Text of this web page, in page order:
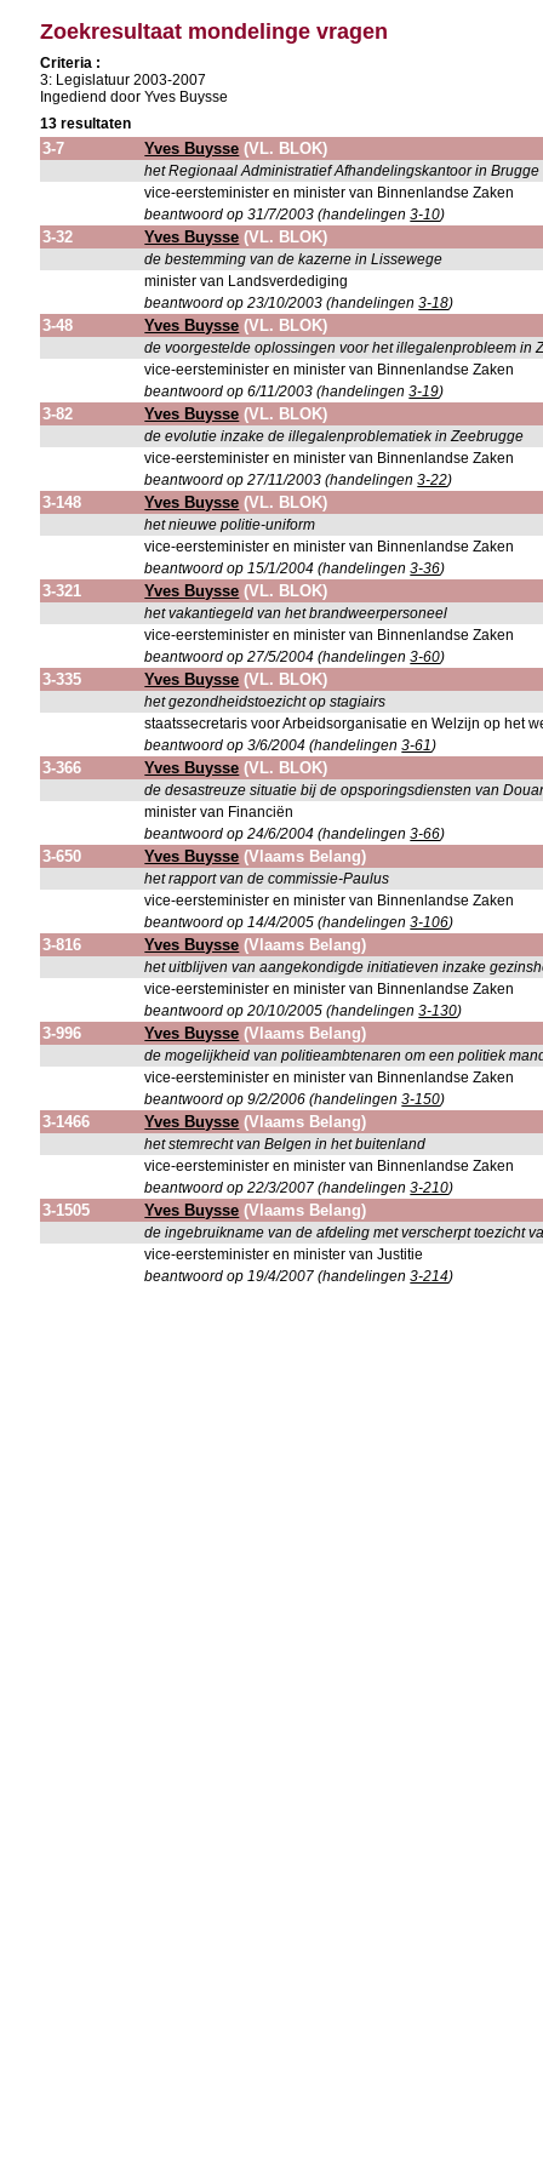
Zoekresultaat mondelinge vragen
Criteria :
3: Legislatuur 2003-2007
Ingediend door Yves Buysse
13 resultaten
3-7 Yves Buysse (VL. BLOK)
het Regionaal Administratief Afhandelingskantoor in
vice-eersteminister en minister van Binnenlandse Zaken
beantwoord op 31/7/2003 (handelingen3-10)
3-32 Yves Buysse (VL. BLOK)
de bestemming van de kazerne in Lissewege
minister van Landsverdediging
beantwoord op 23/10/2003 (handelingen3-18)
3-48 Yves Buysse (VL. BLOK)
de voorgestelde oplossingen voor het illegalenprobleem in
vice-eersteminister en minister van Binnenlandse Zaken
beantwoord op 6/11/2003 (handelingen3-19)
3-82 Yves Buysse (VL. BLOK)
de evolutie inzake de illegalenproblematiek in Zeebrugge
vice-eersteminister en minister van Binnenlandse Zaken
beantwoord op 27/11/2003 (handelingen3-22)
3-148 Yves Buysse (VL. BLOK)
het nieuwe politie-uniform
vice-eersteminister en minister van Binnenlandse Zaken
beantwoord op 15/1/2004 (handelingen3-36)
3-321 Yves Buysse (VL. BLOK)
het vakantiegeld van het brandweerpersoneel
vice-eersteminister en minister van Binnenlandse Zaken
beantwoord op 27/5/2004 (handelingen3-60)
3-335 Yves Buysse (VL. BLOK)
het gezondheidstoezicht op stagiairs
staatssecretaris voor Arbeidsorganisatie en Welzijn op het
beantwoord op 3/6/2004 (handelingen3-61)
3-366 Yves Buysse (VL. BLOK)
de desastreuze situatie bij de opsporingsdiensten van
minister van Financiën
beantwoord op 24/6/2004 (handelingen3-66)
3-650 Yves Buysse (Vlaams Belang)
het rapport van de commissie-Paulus
vice-eersteminister en minister van Binnenlandse Zaken
beantwoord op 14/4/2005 (handelingen3-106)
3-816 Yves Buysse (Vlaams Belang)
het uitblijven van aangekondigde initiatieven inzake
vice-eersteminister en minister van Binnenlandse Zaken
beantwoord op 20/10/2005 (handelingen3-130)
3-996 Yves Buysse (Vlaams Belang)
de mogelijkheid van politieambtenaren om een politiek
vice-eersteminister en minister van Binnenlandse Zaken
beantwoord op 9/2/2006 (handelingen3-150)
3-1466 Yves Buysse (Vlaams Belang)
het stemrecht van Belgen in het buitenland
vice-eersteminister en minister van Binnenlandse Zaken
beantwoord op 22/3/2007 (handelingen3-210)
3-1505 Yves Buysse (Vlaams Belang)
de ingebruikname van de afdeling met verscherpt toezicht
vice-eersteminister en minister van Justitie
beantwoord op 19/4/2007 (handelingen3-214)